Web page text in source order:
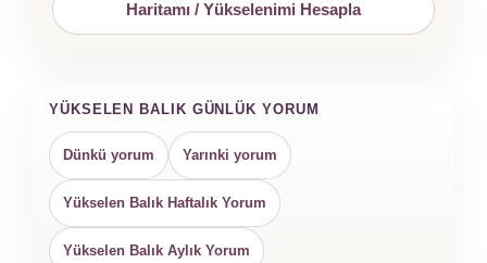
Haritamı / Yükselenimi Hesapla
YÜKSELEN BALIK GÜNLÜK YORUM
Dünkü yorum Yarınki yorum
Yükselen Balık Haftalık Yorum
Yükselen Balık Aylık Yorum